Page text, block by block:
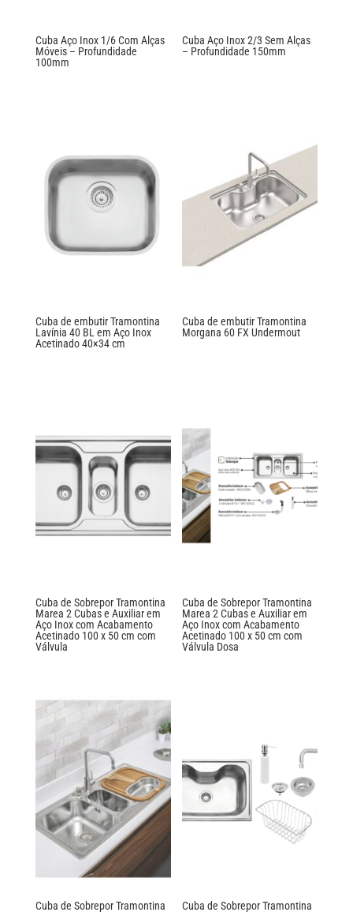
Cuba Aço Inox 1/6 Com Alças
Móveis – Profundidade
100mm
Cuba Aço Inox 2/3 Sem Alças
– Profundidade 150mm
Cuba de embutir Tramontina
Lavínia 40 BL em Aço Inox
Acetinado 40×34 cm
Cuba de embutir Tramontina
Morgana 60 FX Undermout
Cuba de Sobrepor Tramontina
Marea 2 Cubas e Auxiliar em
Aço Inox com Acabamento
Acetinado 100 x 50 cm com
Válvula
Cuba de Sobrepor Tramontina
Marea 2 Cubas e Auxiliar em
Aço Inox com Acabamento
Acetinado 100 x 50 cm com
Válvula Dosa
Cuba de Sobrepor Tramontina
Cuba de Sobrepor Tramontina